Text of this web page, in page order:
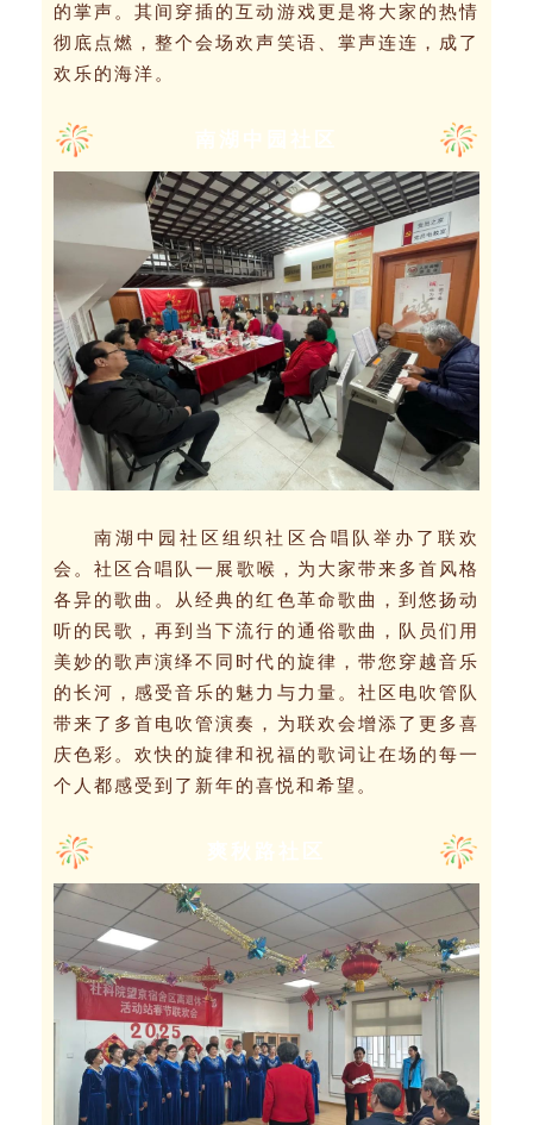
的掌声。其间穿插的互动游戏更是将大家的热情
彻底点燃，整个会场欢声笑语、掌声连连，成了
欢乐的海洋。
南湖中园社区组织社区合唱队举办了联欢
会。社区合唱队一展歌喉，为大家带来多首风格
各异的歌曲。从经典的红色革命歌曲，到悠扬动
听的民歌，再到当下流行的通俗歌曲，队员们用
美妙的歌声演绎不同时代的旋律，带您穿越音乐
的长河，感受音乐的魅力与力量。社区电吹管队
带来了多首电吹管演奏，为联欢会增添了更多喜
庆色彩。欢快的旋律和祝福的歌词让在场的每一
个人都感受到了新年的喜悦和希望。